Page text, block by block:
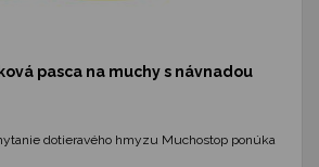
pasca na muchy s návnadou
dotieravého hmyzu Muchostop ponúka